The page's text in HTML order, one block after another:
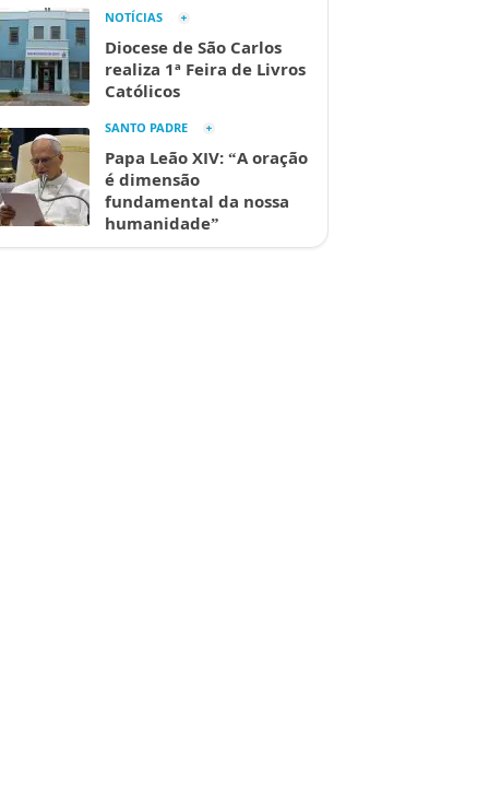
NOTÍCIAS
Diocese de São Carlos
realiza 1ª Feira de Livros
Católicos
SANTO PADRE
Papa Leão XIV: “A oração
é dimensão
fundamental da nossa
humanidade”